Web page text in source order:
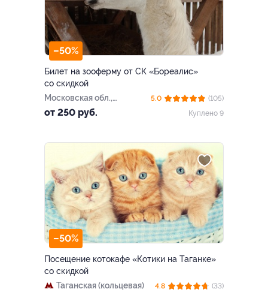
–50%
Билет на зооферму от СК «Бореалис»
со скидкой
Московская обл.,
Ступинский р-н, питомник
хаски «Бореалис» (база
от 250 руб.
5.0
(105)
Куплено 9
–50%
Посещение котокафе «Котики на Таганке»
со скидкой
Таганская (кольцевая)
4.8
(33)